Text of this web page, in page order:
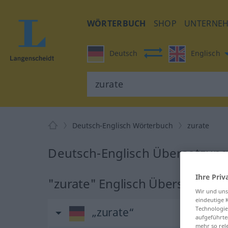
WÖRTERBUCH SHOP
Deutsch Englisch
Deutsch-Englisch Wörterbuch zurate
Deutsch-Englisch
"zurate" Englisch Übersetzung
„zurate“
Ihre
Wir und
eindeutige
mehr so